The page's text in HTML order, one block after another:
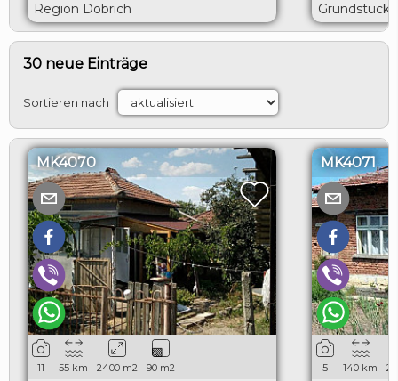
Region Dobrich
Grundstück,
Toshevo
30 neue Einträge
Sortieren nach
MK4070
11 55 km 2400 m2 90 m2
MK4071
5 140 km